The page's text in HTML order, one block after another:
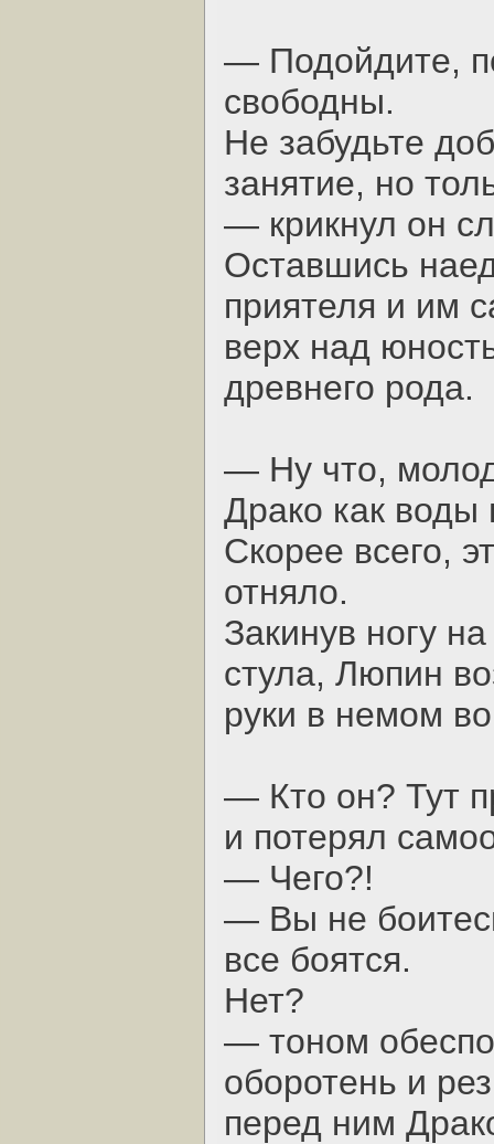
— Подойдите,
свободны.
Не забудьте
занятие, но
— крикнул он
Оставшись
приятеля и им
верх над
древнего рода.
— Ну что,
Драко как воды
Скорее всего,
отняло.
Закинув ногу
стула, Люпин
руки в немом
— Кто он? Тут
и потерял
— Чего?!
— Вы не
все боятся.
Нет?
— тоном
оборотень и
перед ним